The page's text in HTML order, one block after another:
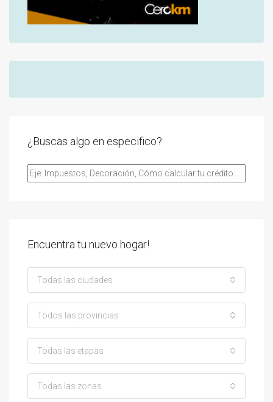
¿Buscas algo en especifico?
Encuentra tu nuevo hogar!
Todas las ciudades
Todos las provincias
Todas las etapas
Todas las zonas